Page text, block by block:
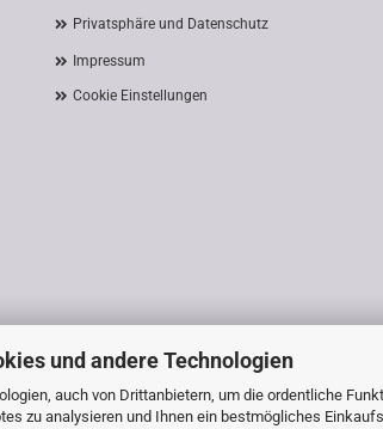
und andere Technologien
auch von Drittanbietern, um die ordentliche
zu analysieren und Ihnen ein bestmögliches
Privatsphäre und Datenschutz
Impressum
Cookie Einstellungen